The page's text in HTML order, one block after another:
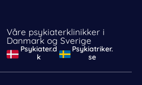
Våre psykiaterklinikker i
Danmark og Sverige
Psykiater.d
k
Psykiatriker.
se